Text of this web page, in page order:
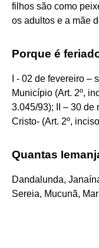
filhos são como
os adultos e a mãe
Porque é
I - 02 de fevereiro –
Município (Art. 2º,
3.045/93); II – 30 de
Cristo- (Art. 2º,
Quantas
Dandalunda,
Sereia, Mucunã,